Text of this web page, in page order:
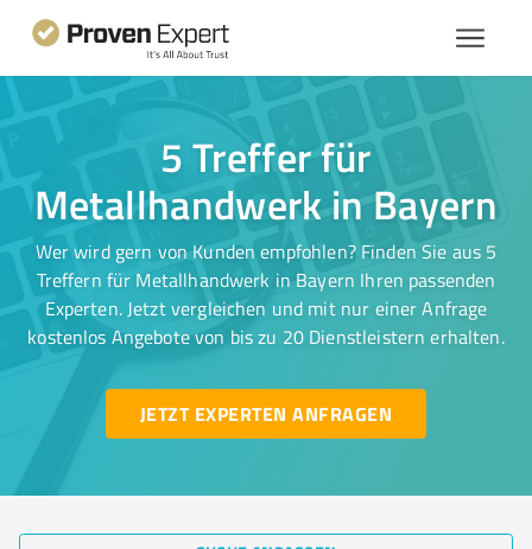
5 Treffer für
Metallhandwerk in Bayern
Wer wird gern von Kunden empfohlen? Finden Sie aus 5
Treffern für Metallhandwerk in Bayern Ihren passenden
Experten. Jetzt vergleichen und mit nur einer Anfrage
kostenlos Angebote von bis zu 20 Dienstleistern erhalten.
JETZT EXPERTEN ANFRAGEN